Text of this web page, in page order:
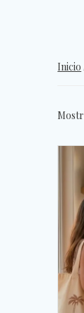
Inicio